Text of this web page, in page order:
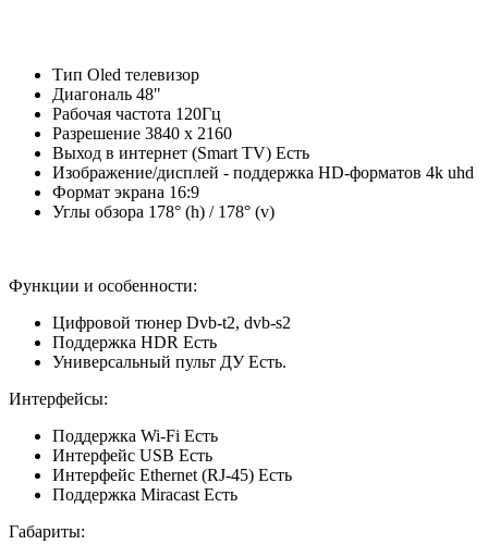
Тип Oled телевизор
Диагональ 48"
Рабочая частота 120Гц
Разрешение 3840 x 2160
Выход в интернет (Smart TV) Есть
Изображение/дисплей - поддержка HD-форматов 4k uhd
Формат экрана 16:9
Углы обзора 178° (h) / 178° (v)
Функции и особенности:
Цифровой тюнер Dvb-t2, dvb-s2
Поддержка HDR Есть
Универсальный пульт ДУ Есть.
Интерфейсы:
Поддержка Wi-Fi Есть
Интерфейс USB Есть
Интерфейс Ethernet (RJ-45) Есть
Поддержка Miracast Есть
Габариты: